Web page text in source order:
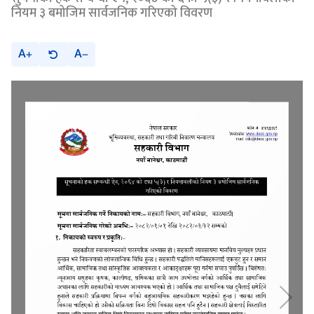
नियम ३ बमोजिम सार्वजनिक गरिएको विवरण
A
A